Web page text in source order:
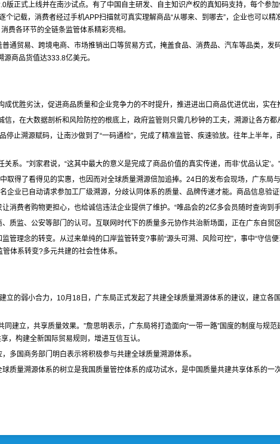
正式上线并在南沙试点。有了中国自主研发、自主知识产权的真知码支持，每个参加
记载，消费者经过手机APP扫描就可真实理解商品“从哪来、到哪去”，企业也可以精
费各环节的全链条监管体系精彩亮相。
通贸易、跨境电商、市场推销出口等贸易方式，掩盖食品、消费品、汽车等品类，
商品货值达333.8亿美元。
优胜劣汰，促进商品质量和企业竞争力的不时提升，推进进出口商品优进优出，实在推
，在大数据剖析和风险防控的根底上，政府监管则只需几秒钟的工夫，溯源让各方都
止溯源赋码，让南沙做到了“一码通检”，完成了精准监管、疾速验放。往年上半年
系。”刘家君说，“这其中最大的意义是完成了商品价值的真实传递，而非‘优品认定’。”
取得了看得见的实惠，也因而对全球质量溯源倍加追捧。24日的发布会现场，广东局
企业已自动请求参加工厂级溯源，分歧认同体系的质量、品牌传递才能。商品信息验
消费者购物更担心，也给诚信违法企业提供了维护。“唯品会的2亿多会员随时查询到
质监、公安等部门的认可。互联网时代下的质量多元协作共治新场面，正在广东自贸
管理念的转变。从过来单纯的口岸监管转变?事前“源头可溯、风险可控”，事中“守信
体系转变?多元共建的社会性体系。
立的弱小合力，10月18日，广东局正式发起了共建全球质量溯源体系的建议，建立各
建立，共享质量效果。”詹思明表示，广东局将打造面向“一带一路”国度的制度与规
，构建全新国际贸易规则，增进互信互认。
多国商务部门明白表示将积极参与共建全球质量溯源体系。
质量溯源体系的树立是我国质量管控体系的成功试水，是中国质量共建共享体系的